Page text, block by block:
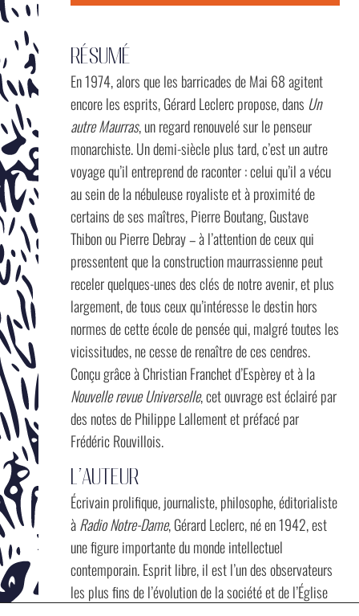
RÉSUMÉ
En 1974, alors que les barricades de Mai 68 agitent
encore les esprits, Gérard Leclerc propose, dans Un
autre Maurras, un regard renouvelé sur le penseur
monarchiste. Un demi-siècle plus tard, c’est un autre
voyage qu’il entreprend de raconter : celui qu’il a vécu
au sein de la nébuleuse royaliste et à proximité de
certains de ses maîtres, Pierre Boutang, Gustave
Thibon ou Pierre Debray – à l’attention de ceux qui
pressentent que la construction maurrassienne peut
receler quelques-unes des clés de notre avenir, et plus
largement, de tous ceux qu’intéresse le destin hors
normes de cette école de pensée qui, malgré toutes les
vicissitudes, ne cesse de renaître de ces cendres.
Conçu grâce à Christian Franchet d’Espèrey et à la
Nouvelle revue Universelle, cet ouvrage est éclairé par
des notes de Philippe Lallement et préfacé par
Frédéric Rouvillois.
L’AUTEUR
Écrivain prolifique, journaliste, philosophe, éditorialiste
àRadio Notre-Dame, Gérard Leclerc, né en 1942, est
une figure importante du monde intellectuel
contemporain. Esprit libre, il est l’un des observateurs
les plus fins de l’évolution de la société et de l’Église